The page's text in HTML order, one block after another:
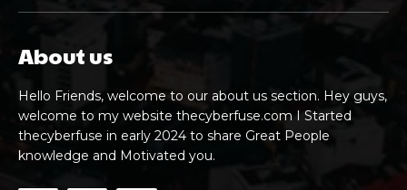
About us
Hello Friends, welcome to our about us section. Hey guys,
welcome to my website thecyberfuse.com I Started
thecyberfuse in early 2024 to share Great People
knowledge and Motivated you.